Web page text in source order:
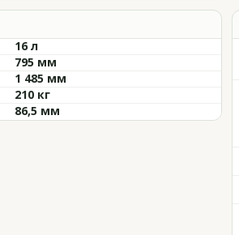
16 л
795 мм
1 485 мм
210 кг
86,5 мм